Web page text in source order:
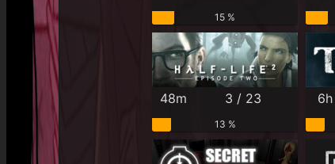
15 %
48m 3 / 23
13 %
6h